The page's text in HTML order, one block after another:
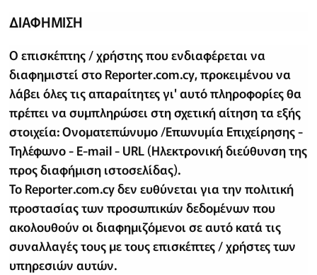
ΔΙΑΦΗΜΙΣΗ
Ο επισκέπτης / χρήστης που ενδιαφέρεται να
διαφημιστεί στο Reporter.com.cy, προκειμένου να
λάβει όλες τις απαραίτητες γι' αυτό πληροφορίες θα
πρέπει να συμπληρώσει στη σχετική αίτηση τα εξής
στοιχεία: Ονοματεπώνυμο /Επωνυμία Επιχείρησης -
Τηλέφωνο - E-mail - URL (Ηλεκτρονική διεύθυνση της
προς διαφήμιση ιστοσελίδας).
Το Reporter.com.cy δεν ευθύνεται για την πολιτική
προστασίας των προσωπικών δεδομένων που
ακολουθούν οι διαφημιζόμενοι σε αυτό κατά τις
συναλλαγές τους με τους επισκέπτες / χρήστες των
υπηρεσιών αυτών.